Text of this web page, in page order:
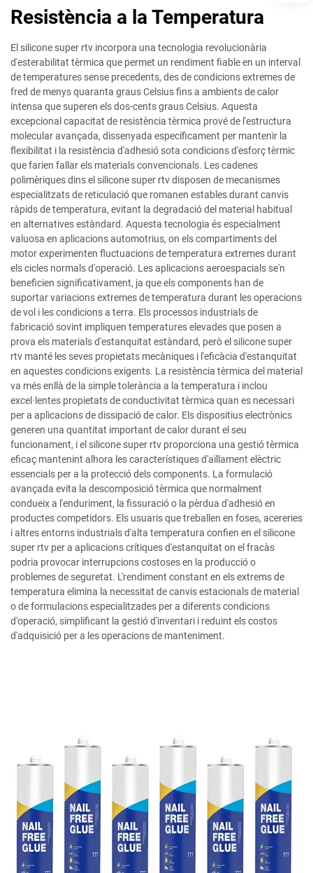
Resistència a la Temperatura
El silicone super rtv incorpora una tecnologia revolucionària
d'esterabilitat tèrmica que permet un rendiment fiable en un interval
de temperatures sense precedents, des de condicions extremes de
fred de menys quaranta graus Celsius fins a ambients de calor
intensa que superen els dos-cents graus Celsius. Aquesta
excepcional capacitat de resistència tèrmica prové de l'estructura
molecular avançada, dissenyada específicament per mantenir la
flexibilitat i la resistència d'adhesió sota condicions d'esforç tèrmic
que farien fallar els materials convencionals. Les cadenes
polimèriques dins el silicone super rtv disposen de mecanismes
especialitzats de reticulació que romanen estables durant canvis
ràpids de temperatura, evitant la degradació del material habitual
en alternatives estàndard. Aquesta tecnologia és especialment
valuosa en aplicacions automotrius, on els compartiments del
motor experimenten fluctuacions de temperatura extremes durant
els cicles normals d'operació. Les aplicacions aeroespacials se'n
beneficien significativament, ja que els components han de
suportar variacions extremes de temperatura durant les operacions
de vol i les condicions a terra. Els processos industrials de
fabricació sovint impliquen temperatures elevades que posen a
prova els materials d'estanquitat estàndard, però el silicone super
rtv manté les seves propietats mecàniques i l'eficàcia d'estanquitat
en aquestes condicions exigents. La resistència tèrmica del material
va més enllà de la simple tolerància a la temperatura i inclou
excel·lentes propietats de conductivitat tèrmica quan es necessari
per a aplicacions de dissipació de calor. Els dispositius electrònics
generen una quantitat important de calor durant el seu
funcionament, i el silicone super rtv proporciona una gestió tèrmica
eficaç mantenint alhora les característiques d'aïllament elèctric
essencials per a la protecció dels components. La formulació
avançada evita la descomposició tèrmica que normalment
condueix a l'enduriment, la fissuració o la pèrdua d'adhesió en
productes competidors. Els usuaris que treballen en foses, acereries
i altres entorns industrials d'alta temperatura confien en el silicone
super rtv per a aplicacions crítiques d'estanquitat on el fracàs
podria provocar interrupcions costoses en la producció o
problemes de seguretat. L'rendiment constant en els extrems de
temperatura elimina la necessitat de canvis estacionals de material
o de formulacions especialitzades per a diferents condicions
d'operació, simplificant la gestió d'inventari i reduint els costos
d'adquisició per a les operacions de manteniment.